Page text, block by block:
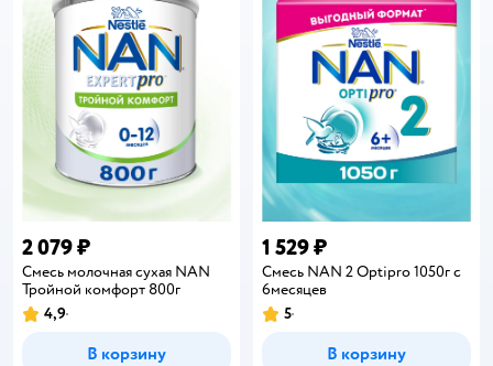
2 079 ₽
Смесь молочная сухая NAN
Тройной комфорт 800г
Рейтинг:
4,9
В корзину
1 529 ₽
Смесь NAN 2 Optipro 1050г с
6месяцев
Рейтинг:
5
В корзину